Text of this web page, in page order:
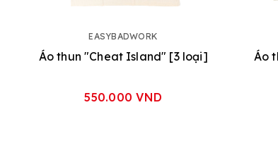
EASYBADWORK
Áo thun "Cheat Island" [3 loại]
550.000 VND
Áo